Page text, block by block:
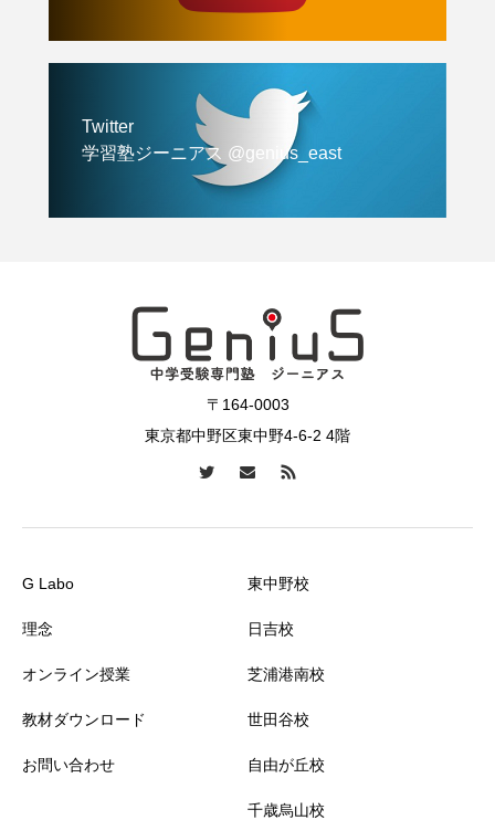
Twitter
学習塾ジーニアス @genius_east
〒164-0003
東京都中野区東中野4-6-2 4階
G Labo
理念
オンライン授業
教材ダウンロード
お問い合わせ
東中野校
日吉校
芝浦港南校
世田谷校
自由が丘校
千歳烏山校